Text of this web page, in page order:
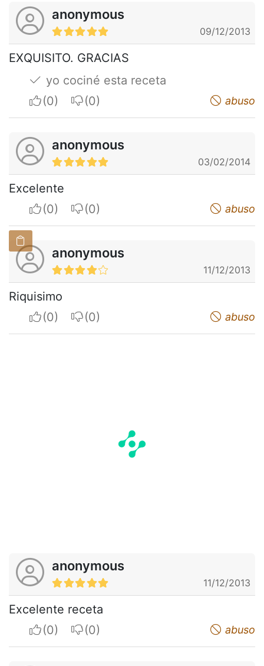
anonymous
09/12/2013
EXQUISITO. GRACIAS
yo cociné esta receta
I apreciateI do not appreciate abuso
anonymous
03/02/2014
Excelente
I apreciateI do not appreciate abuso
anonymous
11/12/2013
Riquisimo
I apreciateI do not appreciate abuso
anonymous
11/12/2013
Excelente receta
I apreciateI do not appreciate abuso